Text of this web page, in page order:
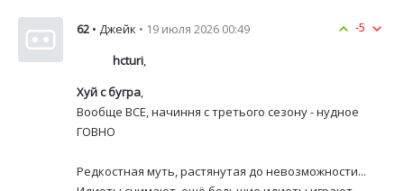
-5
62 • Джейк • 19 июля 2026 00:49
hcturi
Хуй с бугра
Вообще ВСЕ, начиння с третього сезону - нудное
ГОВНО
Редкостная муть, растянутая до невозможности...